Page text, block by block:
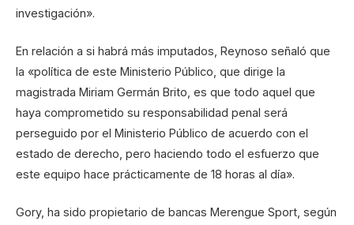
investigación».
En relación a si habrá más imputados, Reynoso señaló que
la «política de este Ministerio Público, que dirige la
magistrada Miriam Germán Brito, es que todo aquel que
haya comprometido su responsabilidad penal será
perseguido por el Ministerio Público de acuerdo con el
estado de derecho, pero haciendo todo el esfuerzo que
este equipo hace prácticamente de 18 horas al día».
Gory, ha sido propietario de bancas Merengue Sport, según